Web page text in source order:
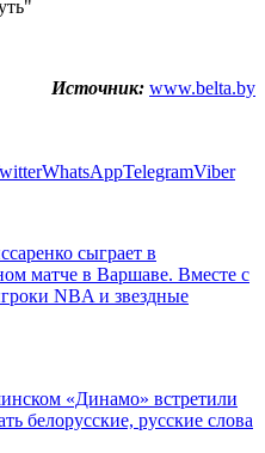
Источник: www.belta.by
WhatsAppTelegramViber
сыграет в
матче в Варшаве. Вместе с
NBA и звездные
«Динамо» встретили
белорусские, русские слова